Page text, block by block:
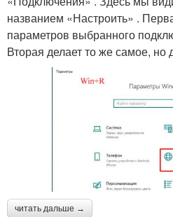
названием «Настроить» .
параметров выбранного
Вторая делает то же самое, но
читать дальше →